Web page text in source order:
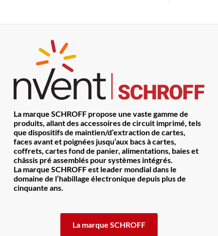
La marque SCHROFF propose une vaste gamme de
produits, allant des accessoires de circuit imprimé, tels
que dispositifs de maintien/d’extraction de cartes,
faces avant et poignées jusqu’aux bacs à cartes,
coffrets, cartes fond de panier, alimentations, baies et
châssis pré assemblés pour systèmes intégrés.
La marque SCHROFF est leader mondial dans le
domaine de l’habillage électronique depuis plus de
cinquante ans.
La marque SCHROFF